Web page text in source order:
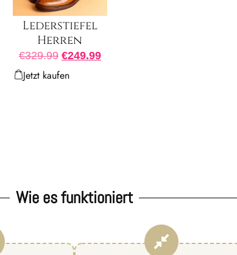
Lederstiefel
Herren
€329.99 €249.99
Jetzt kaufen
Wie es funktioniert